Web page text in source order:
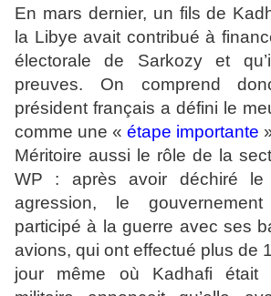
En mars dernier, un fils de
la Libye avait contribué à
électorale de Sarkozy et
preuves. On comprend
président français a défini le
comme une « étape importante
Méritoire aussi le rôle de la
WP : après avoir déchiré
agression, le
participé à la guerre avec ses
avions, qui ont effectué plus de
jour même où Kadhafi était